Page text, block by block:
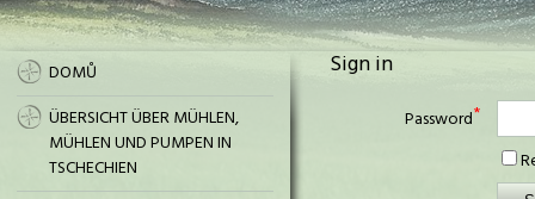
DOMŮ
ÜBERSICHT ÜBER MÜHLEN,
MÜHLEN UND PUMPEN IN
TSCHECHIEN
Sign in
Password